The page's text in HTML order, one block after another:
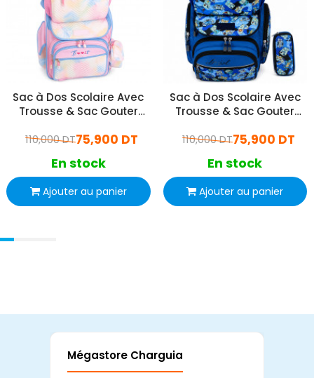
Sac à Dos Scolaire Avec
Trousse & Sac Gouter
75,900 DT
110,000 DT
En stock
Ajouter au panier
Sac à Dos Scolaire Avec
Trousse & Sac Gouter
75,900 DT
110,000 DT
En stock
Ajouter au panier
Mégastore Charguia